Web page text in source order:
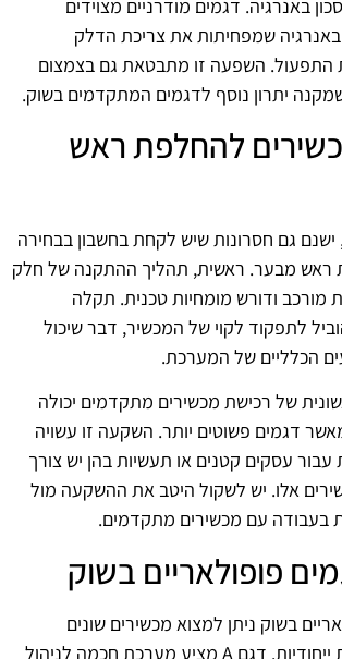
באנרגיה. דגמים מודרניים מצוידים
באנרגיה שמפחיתות את צריכת הדלק
התפעול. השפעה זו מתבטאת גם בצמצום
שמקנה יתרון נוסף לדגמים המתקדמים בשוק.
להחלפת ראש
ישנם גם חסרונות שיש לקחת בחשבון בבחירה
ראש מבער. ראשית, תהליך ההתקנה של חלק
מורכב ודורש מומחיות טכנית. תקלה
לתפקוד לקוי של המכשיר, דבר שיכול
הכלליים של המערכת.
של רכישת מכשירים מתקדמים יכולה
דגמים פשוטים יותר. השקעה זו עשויה
עסקים קטנים או תעשיות בהן יש צורך
אלו. יש לשקול היטב את ההשקעה מול
בעבודה עם מכשירים מתקדמים.
פופולאריים בשוק
בשוק ניתן למצוא מכשירים שונים
המציעים טכנולוגיות ייחודיות. דגם A מציע מערכת חכמה לניהול